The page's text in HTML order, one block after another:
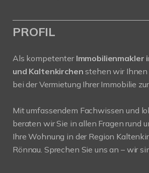
PROFIL
Als kompetenter Immobilienmakler
und Kaltenkirchenstehen wir Ihnen
bei der Vermietung Ihrer Immobilie
Mit umfassendem Fachwissen und
beraten wir Sie in allen Fragen rund
Ihre Wohnung in der Region
Rönnau. Sprechen Sie uns an – wir